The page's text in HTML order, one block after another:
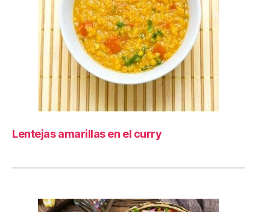
Lentejas amarillas en el curry